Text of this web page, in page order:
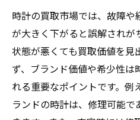
てもらう秘訣とは？
時計買取市場でよくあ
め
壊れた時計も宝物に！
ガイド
時計の買取市場では、故障
が大きく下がると誤解されが
状態が悪くても買取価値を見
ず、ブランド価値や希少性は
れる重要なポイントです。
ランドの時計は、修理可能